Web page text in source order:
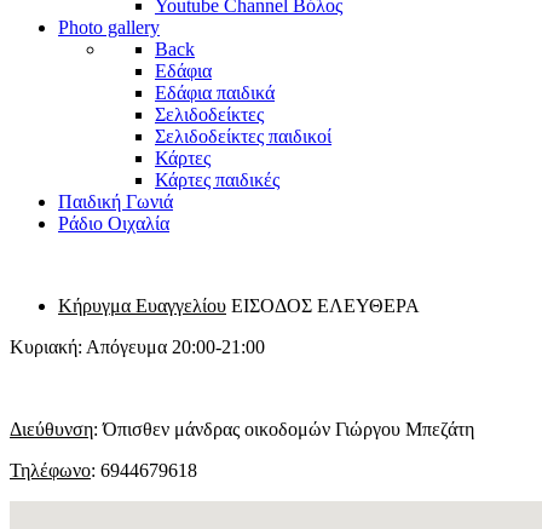
Youtube Channel Βόλος
Photo gallery
Back
Εδάφια
Εδάφια παιδικά
Σελιδοδείκτες
Σελιδοδείκτες παιδικοί
Κάρτες
Κάρτες παιδικές
Παιδική Γωνιά
Ράδιο Οιχαλία
Κήρυγμα Ευαγγελίου ΕΙΣΟΔΟΣ ΕΛΕΥΘΕΡΑ
Κυριακή: Απόγευμα 20:00-21:00
Διεύθυνση: Όπισθεν μάνδρας οικοδομών Γιώργου Μπεζάτη
Τηλέφωνο: 6944679618